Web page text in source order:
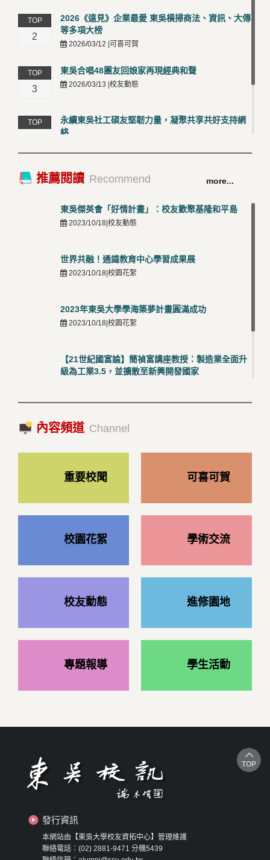
TOP
2
2026《遠見》企業最愛 東吳橫掃商法、資訊、大傳
等多項大榜
2026/03/12 |可喜可賀
TOP
3
東吳合唱48團友回娘家再現經典和聲
2026/03/13 |校友動態
TOP
永續東吳社工碩友堅韌力量，凝聚共享共好支持網
絡
TOP
卓越永續校園 東吳大學連奪 ISO 14001、45001 及
50001三大國際驗證殊榮
推薦閱讀 Recommend more...
東吳傑英會「好情計畫」：校友歡聚基隆和平島
2023/10/18|校友動態
世界共融！通識教育中心學習成果展
2023/10/18|校園花絮
2023年東吳大學學海築夢計畫圓滿成功
2023/10/18|校園花絮
【21世紀國富論】簡禎富講座教授：製造業全面升
級為工業3.5，並擴散至新興開發國家
2023/10/18|推薦閱讀
內容頻道 Channel
重要校聞 可喜可賀
校園花絮 學術交流
校友動態 進修園地
專題報導 學生活動
發行資訊
本網站由【東吳大學校友資拓中心】管理維護
聯絡電話：(02) 2881-9471 分機5439
TOP